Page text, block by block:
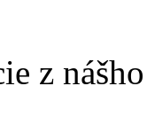
z